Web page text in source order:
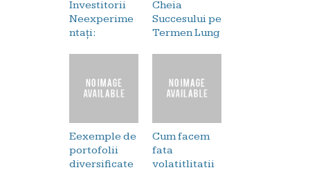
Investitorii
Neexperime
ntați:
Cheia
Succesului pe
Termen Lung
Eexemple de
portofolii
diversificate
Cum facem
fata
volatitlitatii